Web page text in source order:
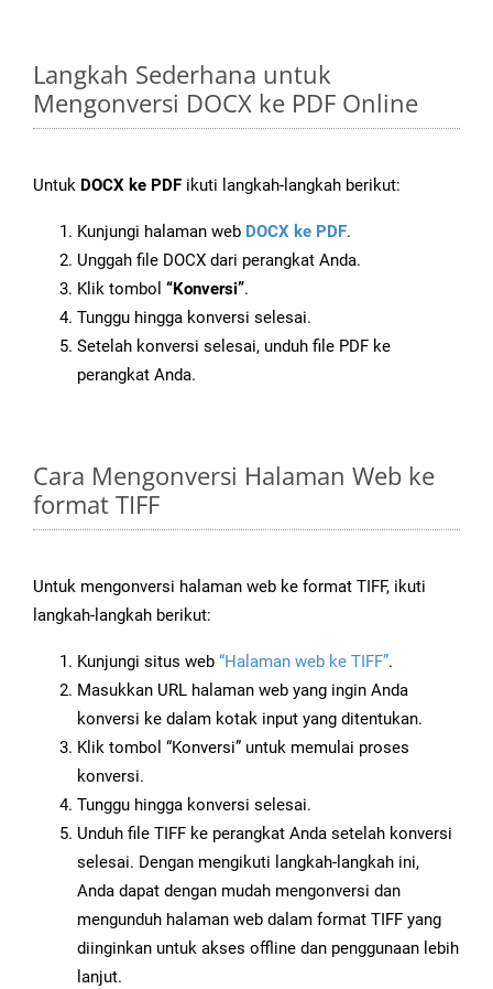
Langkah Sederhana untuk
Mengonversi DOCX ke PDF Online
Untuk DOCX ke PDF ikuti langkah-langkah berikut:
Kunjungi halaman web DOCX ke PDF.
Unggah file DOCX dari perangkat Anda.
Klik tombol “Konversi”.
Tunggu hingga konversi selesai.
Setelah konversi selesai, unduh file PDF ke
perangkat Anda.
Cara Mengonversi Halaman Web ke
format TIFF
Untuk mengonversi halaman web ke format TIFF, ikuti
langkah-langkah berikut:
Kunjungi situs web “Halaman web ke TIFF”.
Masukkan URL halaman web yang ingin Anda
konversi ke dalam kotak input yang ditentukan.
Klik tombol “Konversi” untuk memulai proses
konversi.
Tunggu hingga konversi selesai.
Unduh file TIFF ke perangkat Anda setelah konversi
selesai. Dengan mengikuti langkah-langkah ini,
Anda dapat dengan mudah mengonversi dan
mengunduh halaman web dalam format TIFF yang
diinginkan untuk akses offline dan penggunaan lebih
lanjut.